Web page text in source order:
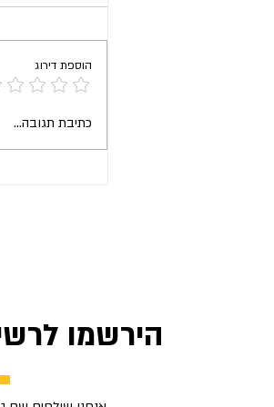
איך פושעים
הוספת דירוג
כתיבת תגובה...
הירשמו